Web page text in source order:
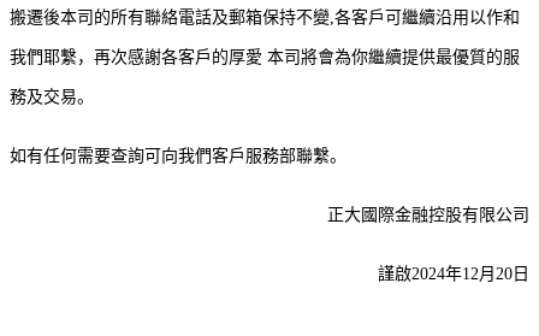
搬遷後本司的所有聯絡電話及郵箱保持不變,各客戶可繼續沿用以作和
我們耶繫，再次感謝各客戶的厚愛 本司將會為你繼續提供最優質的服
務及交易。
如有任何需要查詢可向我們客戶服務部聯繫。
正大國際金融控股有限公司
謹啟2024年12月20日